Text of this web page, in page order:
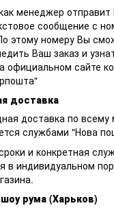
менеджер
сообщение с
этому номеру Вы
Ваш заказ и
официальном сайте
доставка
доставка по всему
службами "Нова
и конкретная
в индивидуальном
рума (Харьков)